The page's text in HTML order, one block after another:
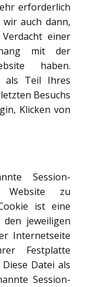
erforderlich
wir auch dann,
einer
mit der
haben.
als Teil Ihres
Besuchs
Klicken von
Session-
Website zu
ist eine
jeweiligen
Internetseite
Festplatte
Datei als
Session-